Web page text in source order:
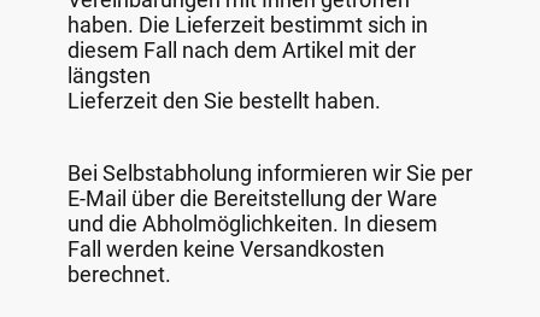
haben. Die Lieferzeit bestimmt sich in
diesem Fall nach dem Artikel mit der
längsten
Lieferzeit den Sie bestellt haben.
Bei Selbstabholung informieren wir Sie per
E-Mail über die Bereitstellung der Ware
und die Abholmöglichkeiten. In diesem
Fall werden keine Versandkosten
berechnet.